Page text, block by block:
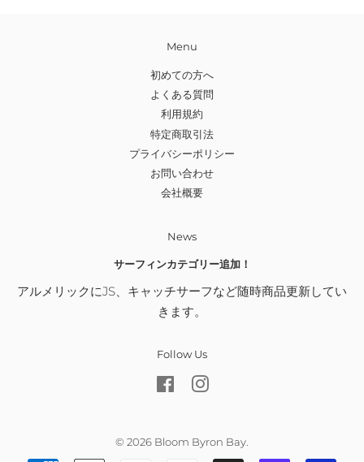
Menu
初めての方へ
よくある質問
利用規約
特定商取引法
プライバシーポリシー
お問い合わせ
会社概要
News
サーフィンカテゴリー追加！
アルメリックにJS、キャッチサーフなど随時商品更新してい
きます。
Follow Us
FacebookInstagram
© 2026 Bloom Byron Bay.